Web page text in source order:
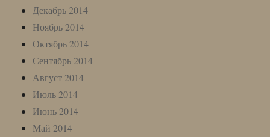
Декабрь 2014
Ноябрь 2014
Октябрь 2014
Сентябрь 2014
Август 2014
Июль 2014
Июнь 2014
Май 2014